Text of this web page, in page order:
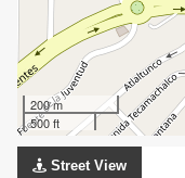
200 m
500 ft
Street View